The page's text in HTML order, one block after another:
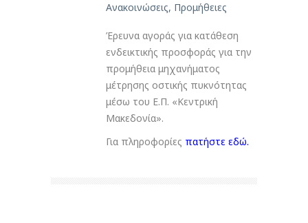
Ανακοινώσεις, Προμήθειες
Έρευνα αγοράς για κατάθεση
ενδεικτικής προσφοράς για την
προμήθεια μηχανήματος
μέτρησης οστικής πυκνότητας
μέσω του Ε.Π. «Κεντρική
Μακεδονία».
Για πληροφορίες πατήστε εδώ.